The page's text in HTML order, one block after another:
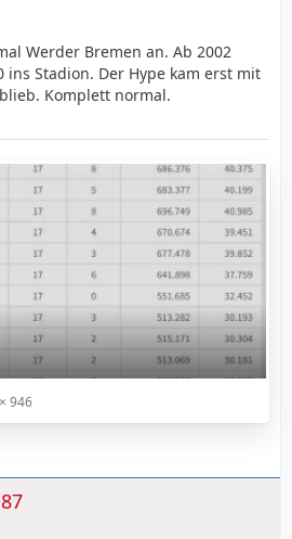
Werder Bremen an. Ab 2002
ins Stadion. Der Hype kam erst mit
Komplett normal.
946